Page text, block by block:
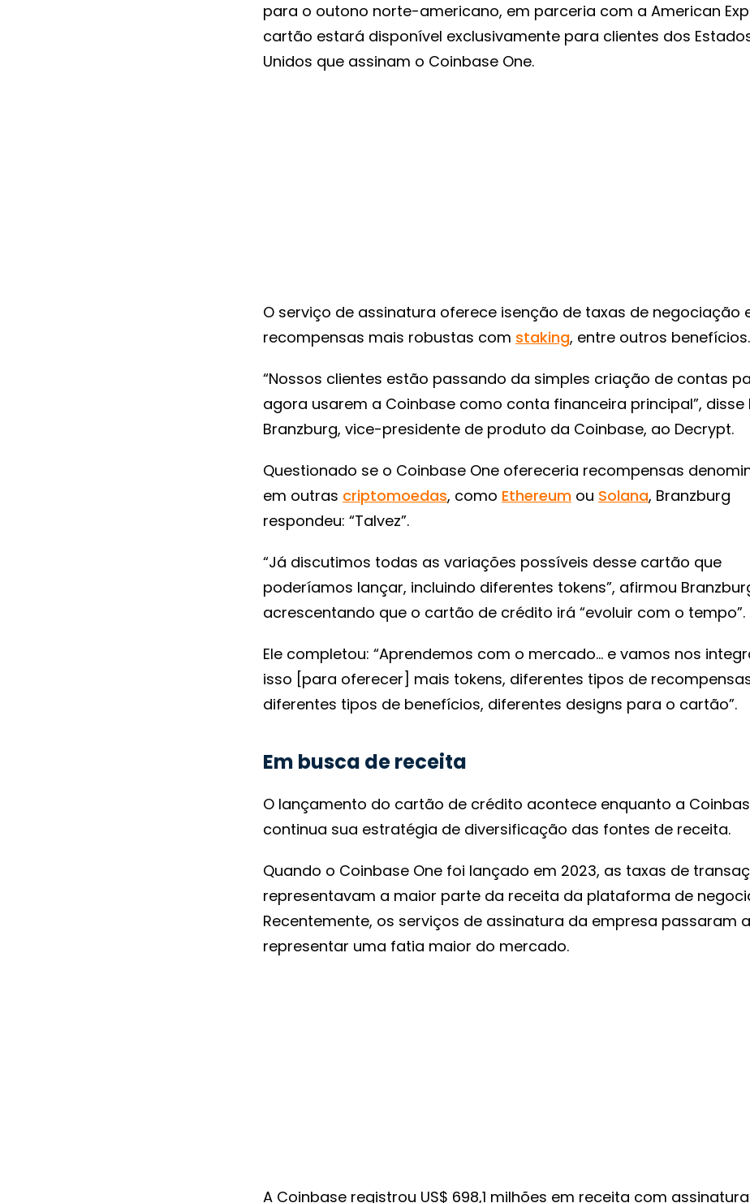
para o outono norte-americano, em parceria com a American
cartão estará disponível exclusivamente para clientes dos
Unidos que assinam o Coinbase One.
O serviço de assinatura oferece isenção de taxas de negociação
recompensas mais robustas com staking, entre outros benefícios.
“Nossos clientes estão passando da simples criação de contas
agora usarem a Coinbase como conta financeira principal”, disse
Branzburg, vice-presidente de produto da Coinbase, ao Decrypt.
Questionado se o Coinbase One ofereceria recompensas
em outras criptomoedas, como Ethereum ou Solana, Branzburg
respondeu: “Talvez”.
“Já discutimos todas as variações possíveis desse cartão que
poderíamos lançar, incluindo diferentes tokens”, afirmou
acrescentando que o cartão de crédito irá “evoluir com o tempo”.
Ele completou: “Aprendemos com o mercado… e vamos nos
isso [para oferecer] mais tokens, diferentes tipos de
diferentes tipos de benefícios, diferentes designs para o cartão”.
Em busca de receita
O lançamento do cartão de crédito acontece enquanto a
continua sua estratégia de diversificação das fontes de receita.
Quando o Coinbase One foi lançado em 2023, as taxas de
representavam a maior parte da receita da plataforma de
Recentemente, os serviços de assinatura da empresa passaram a
representar uma fatia maior do mercado.
A Coinbase registrou US$ 698,1 milhões em receita com